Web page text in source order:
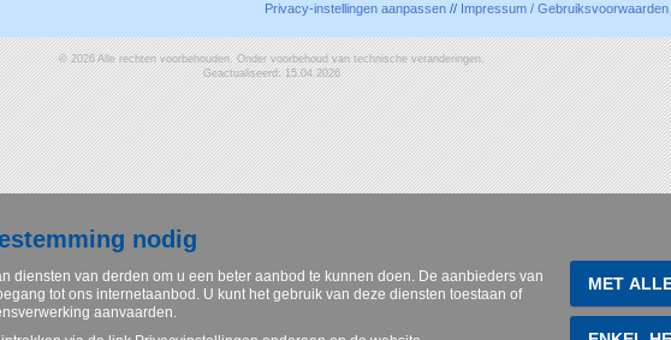
Privacy-instellingen aanpassen // Impressum / Gebruiksvoorwaarden
© 2026 Alle rechten voorbehouden. Onder voorbehoud van technische veranderingen.
Geactualiseerd: 15.04.2026
nodig
diensten van derden om u een beter aanbod te kunnen doen. De aanbieders van
tot ons internetaanbod. U kunt het gebruik van deze diensten toestaan of
aanvaarden.
MET